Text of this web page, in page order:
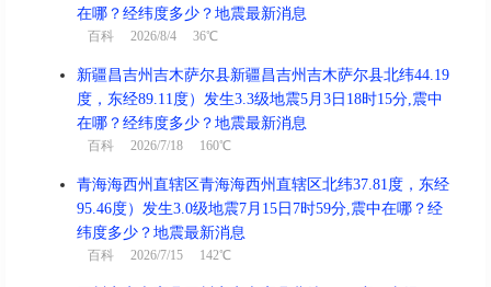
在哪？经纬度多少？地震最新消息
百科 2026/8/4 36℃
新疆昌吉州吉木萨尔县新疆昌吉州吉木萨尔县北纬44.19
度，东经89.11度）发生3.3级地震5月3日18时15分,震中
在哪？经纬度多少？地震最新消息
百科 2026/7/18 160℃
青海海西州直辖区青海海西州直辖区北纬37.81度，东经
95.46度）发生3.0级地震7月15日7时59分,震中在哪？经
纬度多少？地震最新消息
百科 2026/7/15 142℃